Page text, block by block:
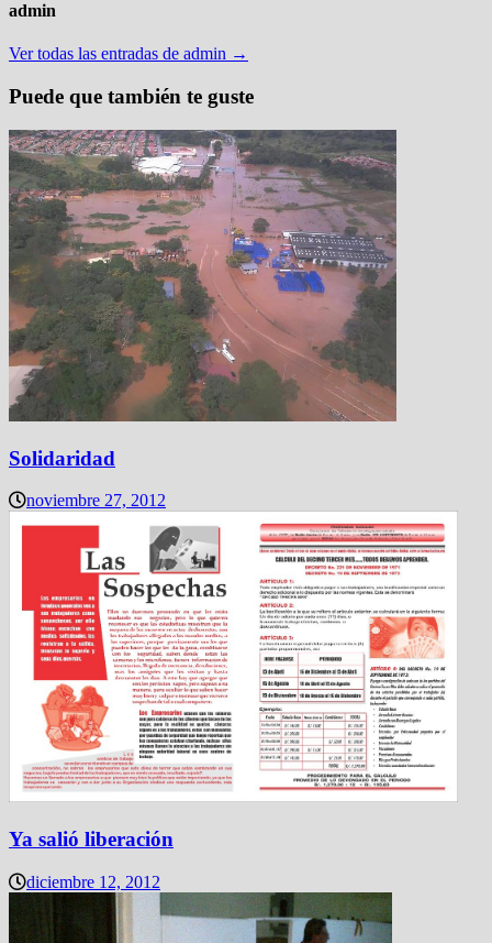
admin
Ver todas las entradas de admin →
Puede que también te guste
Solidaridad
noviembre 27, 2012
Ya salió liberación
diciembre 12, 2012